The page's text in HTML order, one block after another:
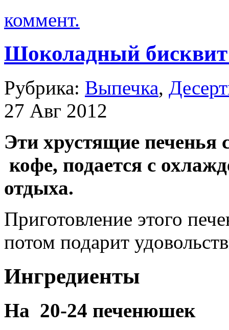
коммент.
Шоколадный бисквит
Рубрика: Выпечка,
27 Авг 2012
Эти хрустящие печенья
кофе, подается с
отдыха.
Приготовление этого
потом подарит
Ингредиенты
На 20-24 печенюшек